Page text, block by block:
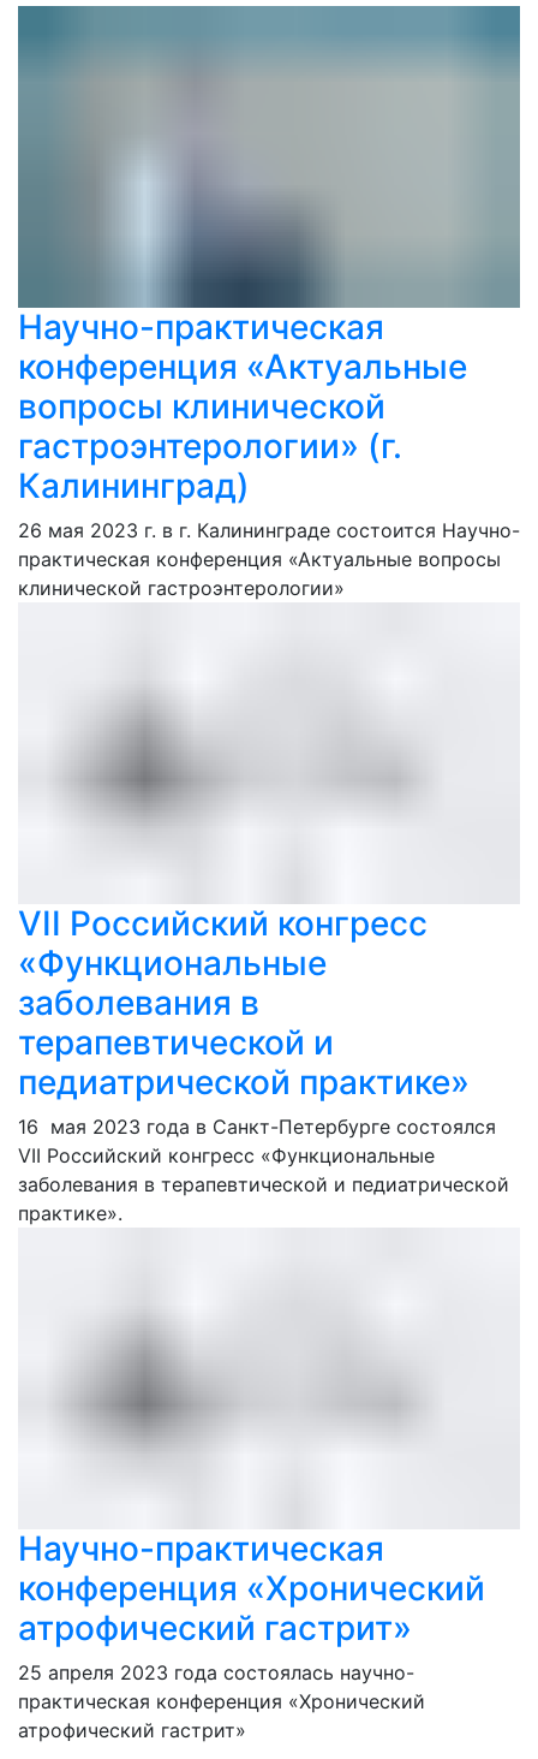
Научно-практическая
конференция «Актуальные
вопросы клинической
гастроэнтерологии» (г.
Калининград)
26 мая 2023 г. в г. Калининграде состоится Научно-
практическая конференция «Актуальные вопросы
клинической гастроэнтерологии»
VII Российский конгресс
«Функциональные
заболевания в
терапевтической и
педиатрической практике»
16 мая 2023 года в Санкт-Петербурге состоялся
VII Российский конгресс «Функциональные
заболевания в терапевтической и педиатрической
практике».
Научно-практическая
конференция «Хронический
атрофический гастрит»
25 апреля 2023 года состоялась научно-
практическая конференция «Хронический
атрофический гастрит»